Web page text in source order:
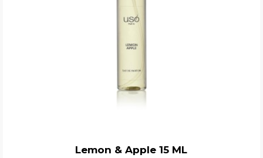
Lemon & Apple 15 ML